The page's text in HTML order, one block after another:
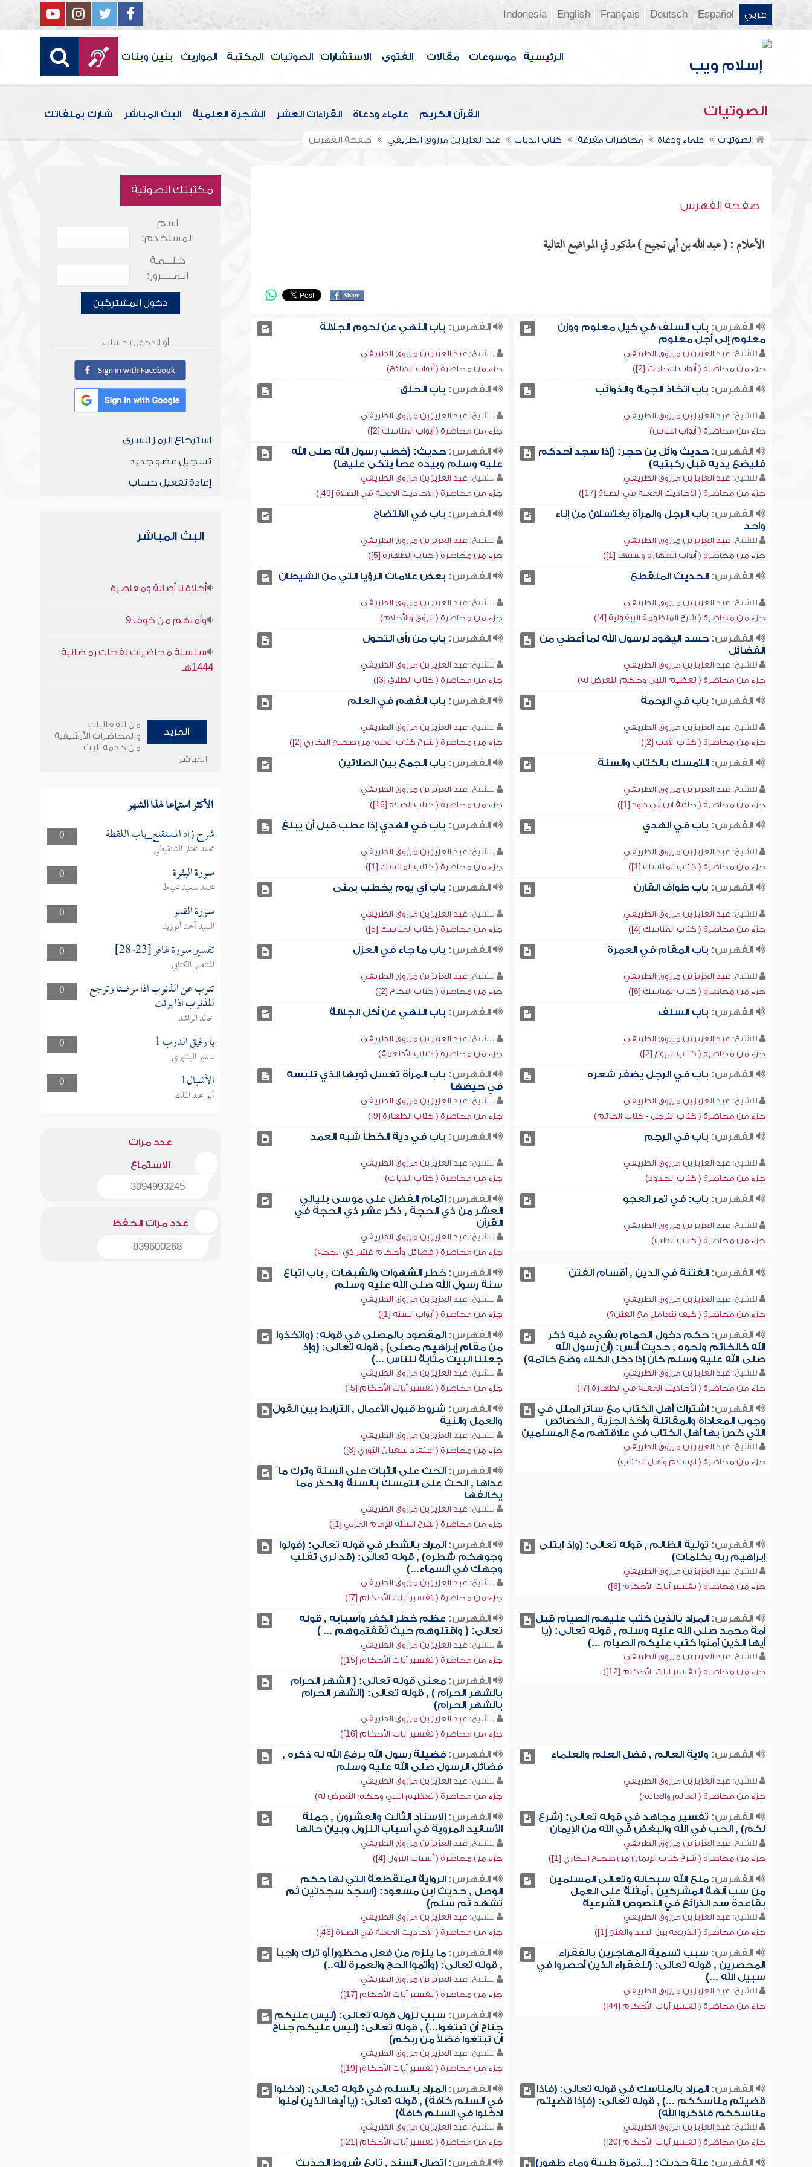
عربي Español
Deutsch
Français
English
Indonesia
الرئيسية موسوعات مقالات الفتوى الاستشارات الصوتيات المكتبة المواريث بنين وبنات
الصوتيات القرآن الكريم علماء ودعاة القراءات العشر الشجرة العلمية البث المباشر شارك بملفاتك
الصوتيات علماء ودعاة محاضرات مفرغة كتاب الديات عبد العزيز بن مرزوق الطريفي صفحة الفهرس
صفحة الفهرس
الأعلام : ( عبد الله بن أبي نجيح ) مذكور في المواضع التالية
الفهرس: باب السلف في كيل معلوم ووزن
معلوم إلى أجل معلوم
للشيخ: عبد العزيز بن مرزوق الطريفي
جزء من محاضرة ( أبواب التجارات [2])
الفهرس: باب النهي عن لحوم الجلالة
للشيخ: عبد العزيز بن مرزوق الطريفي
جزء من محاضرة ( أبواب الذبائح)
الفهرس: باب اتخاذ الجمة والذوائب
للشيخ: عبد العزيز بن مرزوق الطريفي
جزء من محاضرة ( أبواب اللباس)
الفهرس: باب الحلق
للشيخ: عبد العزيز بن مرزوق الطريفي
جزء من محاضرة ( أبواب المناسك [2])
الفهرس:حديث وائل بن حجر: (إذا سجد أحدكم
فليضع يديه قبل ركبتيه)
للشيخ: عبد العزيز بن مرزوق الطريفي
جزء من محاضرة ( الأحاديث المعلة في الصلاة [17])
الفهرس: حديث: (خطب رسول الله صلى الله
عليه وسلم وبيده عصاً يتكئ عليها)
للشيخ: عبد العزيز بن مرزوق الطريفي
جزء من محاضرة ( الأحاديث المعلة في الصلاة [49])
الفهرس: باب الرجل والمرأة يغتسلان من إناء
واحد
للشيخ: عبد العزيز بن مرزوق الطريفي
جزء من محاضرة ( أبواب الطهارة وسننها [1])
الفهرس: باب في الانتضاح
للشيخ: عبد العزيز بن مرزوق الطريفي
جزء من محاضرة ( كتاب الطهارة [5])
الفهرس:الحديث المنقطع
للشيخ: عبد العزيز بن مرزوق الطريفي
جزء من محاضرة ( شرح المنظومة البيقونية [4])
الفهرس: بعض علامات الرؤيا التي من الشيطان
للشيخ: عبد العزيز بن مرزوق الطريفي
جزء من محاضرة ( الرؤى والأحلام)
الفهرس:حسد اليهود لرسول الله لما أعطي من
الفضائل
للشيخ: عبد العزيز بن مرزوق الطريفي
جزء من محاضرة ( تعظيم النبي وحكم التعرض له)
الفهرس: باب من رأى التحول
للشيخ: عبد العزيز بن مرزوق الطريفي
جزء من محاضرة ( كتاب الطلاق [3])
الفهرس: باب في الرحمة
للشيخ: عبد العزيز بن مرزوق الطريفي
جزء من محاضرة ( كتاب الأدب [2])
الفهرس: باب الفهم في العلم
للشيخ: عبد العزيز بن مرزوق الطريفي
جزء من محاضرة ( شرح كتاب العلم من صحيح البخاري [2])
الفهرس:التمسك بالكتاب والسنة
للشيخ: عبد العزيز بن مرزوق الطريفي
جزء من محاضرة ( حائية ابن أبي داود [1])
الفهرس: باب الجمع بين الصلاتين
للشيخ: عبد العزيز بن مرزوق الطريفي
جزء من محاضرة ( كتاب الصلاة [16])
الفهرس: باب في الهدي
للشيخ: عبد العزيز بن مرزوق الطريفي
جزء من محاضرة ( كتاب المناسك [1])
الفهرس: باب في الهدي إذا عطب قبل أن يبلغ
للشيخ: عبد العزيز بن مرزوق الطريفي
جزء من محاضرة ( كتاب المناسك [1])
الفهرس: باب طواف القارن
للشيخ: عبد العزيز بن مرزوق الطريفي
جزء من محاضرة ( كتاب المناسك [4])
الفهرس: باب أي يوم يخطب بمنى
للشيخ: عبد العزيز بن مرزوق الطريفي
جزء من محاضرة ( كتاب المناسك [5])
الفهرس: باب المقام في العمرة
للشيخ: عبد العزيز بن مرزوق الطريفي
جزء من محاضرة ( كتاب المناسك [6])
الفهرس: باب ما جاء في العزل
للشيخ: عبد العزيز بن مرزوق الطريفي
جزء من محاضرة ( كتاب النكاح [2])
الفهرس: باب السلف
للشيخ: عبد العزيز بن مرزوق الطريفي
جزء من محاضرة ( كتاب البيوع [2])
الفهرس: باب النهي عن أكل الجلالة
للشيخ: عبد العزيز بن مرزوق الطريفي
جزء من محاضرة ( كتاب الأطعمة)
الفهرس: باب في الرجل يضفر شعره
للشيخ: عبد العزيز بن مرزوق الطريفي
جزء من محاضرة ( كتاب الترجل - كتاب الخاتم)
الفهرس: باب المرأة تغسل ثوبها الذي تلبسه
في حيضها
للشيخ: عبد العزيز بن مرزوق الطريفي
جزء من محاضرة ( كتاب الطهارة [9])
الفهرس: باب في الرجم
للشيخ: عبد العزيز بن مرزوق الطريفي
جزء من محاضرة ( كتاب الحدود)
الفهرس: باب في دية الخطأ شبه العمد
للشيخ: عبد العزيز بن مرزوق الطريفي
جزء من محاضرة ( كتاب الديات)
الفهرس: باب: في تمر العجو
للشيخ: عبد العزيز بن مرزوق الطريفي
جزء من محاضرة ( كتاب الطب)
الفهرس: إتمام الفضل على موسى بليالي
العشر من ذي الحجة , ذكر عشر ذي الحجة في
القرآن
للشيخ: عبد العزيز بن مرزوق الطريفي
جزء من محاضرة ( فضائل وأحكام عشر ذي الحجة)
الفهرس:الفتنة في الدين , أقسام الفتن
للشيخ: عبد العزيز بن مرزوق الطريفي
جزء من محاضرة ( كيف نتعامل مع الفتن؟)
الفهرس: خطر الشهوات والشبهات , باب اتباع
سنة رسول الله صلى الله عليه وسلم
للشيخ: عبد العزيز بن مرزوق الطريفي
جزء من محاضرة ( أبواب السنة [1])
الفهرس:حكم دخول الحمام بشيء فيه ذكر
الله كالخاتم ونحوه , حديث أنس: (أن رسول الله
صلى الله عليه وسلم كان إذا دخل الخلاء وضع خاتمه)
للشيخ: عبد العزيز بن مرزوق الطريفي
جزء من محاضرة ( الأحاديث المعلة في الطهارة [7])
الفهرس: المقصود بالمصلى في قوله: (واتخذوا
من مقام إبراهيم مصلى) , قوله تعالى: (وإذ
جعلنا البيت مثابة للناس ...)
للشيخ: عبد العزيز بن مرزوق الطريفي
جزء من محاضرة ( تفسير آيات الأحكام [5])
الفهرس:اشتراك أهل الكتاب مع سائر الملل في
وجوب المعاداة والمقاتلة وأخذ الجزية , الخصائص
التي خُصّ بها أهل الكتاب في علاقتهم مع المسلمين
للشيخ: عبد العزيز بن مرزوق الطريفي
جزء من محاضرة ( الإسلام وأهل الكتاب)
الفهرس: شروط قبول الأعمال , الترابط بين القول
والعمل والنية
للشيخ: عبد العزيز بن مرزوق الطريفي
جزء من محاضرة ( اعتقاد سفيان الثوري [3])
الفهرس: الحث على الثبات على السنة وترك ما
عداها , الحث على التمسك بالسنة والحذر مما
يخالفها
للشيخ: عبد العزيز بن مرزوق الطريفي
جزء من محاضرة ( شرح السنة للإمام المزني [1])
الفهرس: تولية الظالم , قوله تعالى: (وإذ ابتلى
إبراهيم ربه بكلمات)
للشيخ: عبد العزيز بن مرزوق الطريفي
جزء من محاضرة ( تفسير آيات الأحكام [6])
الفهرس: المراد بالشطر في قوله تعالى: (فولوا
وجوهكم شطره) , قوله تعالى: (قد نرى تقلب
وجهك في السماء...)
للشيخ: عبد العزيز بن مرزوق الطريفي
جزء من محاضرة ( تفسير آيات الأحكام [7])
الفهرس:المراد بالذين كتب عليهم الصيام قبل
أمة محمد صلى الله عليه وسلم , قوله تعالى: (يا
أيها الذين آمنوا كتب عليكم الصيام ...)
للشيخ: عبد العزيز بن مرزوق الطريفي
جزء من محاضرة ( تفسير آيات الأحكام [12])
الفهرس: عظم خطر الكفر وأسبابه , قوله
تعالى: ( واقتلوهم حيث ثقفتموهم ... )
للشيخ: عبد العزيز بن مرزوق الطريفي
جزء من محاضرة ( تفسير آيات الأحكام [15])
الفهرس: معنى قوله تعالى: ( الشهر الحرام
بالشهر الحرام ) , قوله تعالى: (الشهر الحرام
بالشهر الحرام)
للشيخ: عبد العزيز بن مرزوق الطريفي
جزء من محاضرة ( تفسير آيات الأحكام [16])
الفهرس: ولاية العالم , فضل العلم والعلماء
للشيخ: عبد العزيز بن مرزوق الطريفي
جزء من محاضرة ( العالِم والعالَم)
الفهرس: فضيلة رسول الله برفع الله له ذكره ,
فضائل الرسول صلى الله عليه وسلم
للشيخ: عبد العزيز بن مرزوق الطريفي
جزء من محاضرة ( تعظيم النبي وحكم التعرض له)
الفهرس: تفسير مجاهد في قوله تعالى: (شرع
لكم) , الحب في الله والبغض في الله من الإيمان
للشيخ: عبد العزيز بن مرزوق الطريفي
جزء من محاضرة ( شرح كتاب الإيمان من صحيح البخاري [1])
الفهرس: الإسناد الثالث والعشرون , جملة
الأسانيد المروية في أسباب النزول وبيان حالها
للشيخ: عبد العزيز بن مرزوق الطريفي
جزء من محاضرة ( أسباب النزول [4])
الفهرس:منع الله سبحانه وتعالى المسلمين
من سب آلهة المشركين , أمثلة على العمل
بقاعدة سد الذرائع في النصوص الشرعية
للشيخ: عبد العزيز بن مرزوق الطريفي
جزء من محاضرة ( الذريعة بين السد والفتح [1])
الفهرس: الرواية المنقطعة التي لها حكم
الوصل , حديث ابن مسعود: (اسجد سجدتين ثم
تشهد ثم سلم)
للشيخ: عبد العزيز بن مرزوق الطريفي
جزء من محاضرة ( الأحاديث المعلة في الصلاة [46])
الفهرس: سبب تسمية المهاجرين بالفقراء
المحصرين , قوله تعالى: (للفقراء الذين أحصروا في
سبيل الله ...)
للشيخ: عبد العزيز بن مرزوق الطريفي
جزء من محاضرة ( تفسير آيات الأحكام [44])
الفهرس: ما يلزم من فعل محظوراً أو ترك واجباً
, قوله تعالى: (وأتموا الحج والعمرة لله..)
للشيخ: عبد العزيز بن مرزوق الطريفي
جزء من محاضرة ( تفسير آيات الأحكام [17])
الفهرس: سبب نزول قوله تعالى: (ليس عليكم
جناح أن تبتغوا...) , قوله تعالى: (ليس عليكم جناح
أن تبتغوا فضلاً من ربكم)
للشيخ: عبد العزيز بن مرزوق الطريفي
جزء من محاضرة ( تفسير آيات الأحكام [19])
الفهرس:المراد بالمناسك في قوله تعالى: (فإذا
قضيتم مناسككم ...) , قوله تعالى: (فإذا قضيتم
مناسككم فاذكروا الله)
للشيخ: عبد العزيز بن مرزوق الطريفي
جزء من محاضرة ( تفسير آيات الأحكام [20])
الفهرس: المراد بالسلم في قوله تعالى: (ادخلوا
في السلم كافة) , قوله تعالى: (يا أيها الذين آمنوا
ادخلوا في السلم كافة)
للشيخ: عبد العزيز بن مرزوق الطريفي
جزء من محاضرة ( تفسير آيات الأحكام [21])
الفهرس: علة حديث: (...تمرة طيبة وماء طهور) الفهرس: اتصال السند , تابع شروط الحديث
مكتبتك الصوتية
اسم
المستخدم:
كـلـــمـة
الـمـــــرور:
دخول المشتركين
أو الدخول بحساب
استرجاع الرمز السري
تسجيل عضو جديد
إعادة تفعيل حساب
البث المباشر
أخلاقنا أصالة ومعاصرة
وأمنهم من خوف 9
سلسلة محاضرات نفحات رمضانية
1444هـ
المزيد
من الفعاليات
والمحاضرات الأرشيفية
من خدمة البث
المباشر
الأكثر استماعا لهذا الشهر
0 شرح زاد المستقنع_باب اللقطة
محمد مختار الشنقيطي
0
سورة البقرة
محمد سعيد خياط
0
سورة القمر
السيد أحمد أبوزيد
0
تفسير سورة غافر [23-28]
المنتصر الكتاني
0
تتوب عن الذنوب اذا مرضتا وترجع
للذنوب اذا برئت
خالد الراشد
0
يا رفيق الدرب 1
سمير البشيري
0
الأشبال1
أبو عبد الملك
عدد مرات
الاستماع
3094993245
عدد مرات الحفظ
839600268